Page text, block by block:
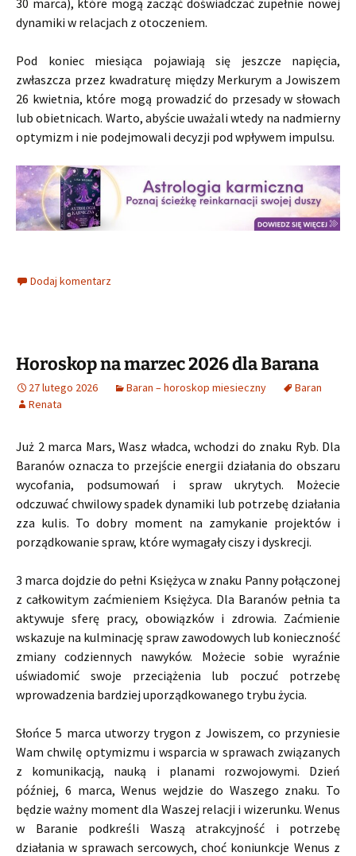
30 marca), które mogą zacząć doświadczać zupełnie nowej
dynamiki w relacjach z otoczeniem.
Pod koniec miesiąca pojawiają się jeszcze napięcia,
zwłaszcza przez kwadraturę między Merkurym a Jowiszem
26 kwietnia, które mogą prowadzić do przesady w słowach
lub obietnicach. Warto, abyście uważali wtedy na nadmierny
optymizm i nie podejmowali decyzji pod wpływem impulsu.
Dodaj komentarz
Horoskop na marzec 2026 dla Barana
27 lutego 2026 Baran – horoskop miesieczny
Baran
Renata
Już 2 marca Mars, Wasz władca, wchodzi do znaku Ryb. Dla
Baranów oznacza to przejście energii działania do obszaru
wycofania, podsumowań i spraw ukrytych. Możecie
odczuwać chwilowy spadek dynamiki lub potrzebę działania
zza kulis. To dobry moment na zamykanie projektów i
porządkowanie spraw, które wymagały ciszy i dyskrecji.
3 marca dojdzie do pełni Księżyca w znaku Panny połączonej
z całkowitym zaćmieniem Księżyca. Dla Baranów pełnia ta
aktywuje sferę pracy, obowiązków i zdrowia. Zaćmienie
wskazuje na kulminację spraw zawodowych lub konieczność
zmiany codziennych nawyków. Możecie sobie wyraźnie
uświadomić swoje przeciążenia lub poczuć potrzebę
wprowadzenia bardziej uporządkowanego trybu życia.
Słońce 5 marca utworzy trygon z Jowiszem, co przyniesie
Wam chwilę optymizmu i wsparcia w sprawach związanych
z komunikacją, nauką i planami rozwojowymi. Dzień
później, 6 marca, Wenus wejdzie do Waszego znaku. To
będzie ważny moment dla Waszej relacji i wizerunku. Wenus
w Baranie podkreśli Waszą atrakcyjność i potrzebę
działania w sprawach sercowych, choć koniunkcje Wenus z